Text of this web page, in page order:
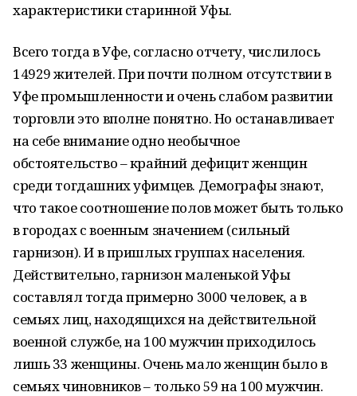
характеристики старинной Уфы.
Всего тогда в Уфе, согласно отчету, числилось
14929 жителей. При почти полном отсутствии в
Уфе промышленности и очень слабом развитии
торговли это вполне понятно. Но останавливает
на себе внимание одно необычное
обстоятельство – крайний дефицит женщин
среди тогдашних уфимцев. Демографы знают,
что такое соотношение полов может быть только
в городах с военным значением (сильный
гарнизон). И в пришлых группах населения.
Действительно, гарнизон маленькой Уфы
составлял тогда примерно 3000 человек, а в
семьях лиц, находящихся на действительной
военной службе, на 100 мужчин приходилось
лишь 33 женщины. Очень мало женщин было в
семьях чиновников – только 59 на 100 мужчин.